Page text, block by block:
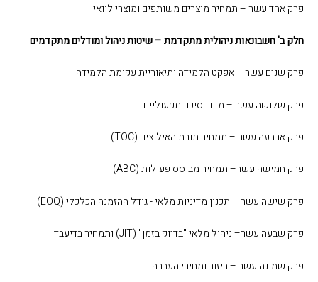
פרק אחד עשר – תמחיר מוצרים משותפים ומוצרי לוואי
חלק ב' חשבונאות ניהולית מתקדמת – שיטות ניהול ומודלים מתקדמים
פרק שנים עשר – אפקט הלמידה ותיאוריית עקומת הלמידה
פרק שלושה עשר – מדדי סיכון תפעוליים
פרק ארבעה עשר – תמחיר תורת האילוצים (TOC
)
פרק חמישה עשר– תמחיר מבוסס פעילות (ABC
)
פרק שישה עשר – תכנון מדיניות מלאי - גודל ההזמנה הכלכלי (EOQ
)
פרק שבעה עשר– ניהול מלאי "בדיוק בזמן" (JIT) ותמחיר בדיעבד
פרק שמונה עשר – ביזור ומחירי העברה